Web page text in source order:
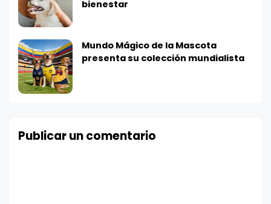
bienestar
Mundo Mágico de la Mascota
presenta su colección mundialista
Publicar un comentario